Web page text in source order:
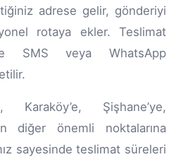
adrese gelir, gönderiyi
rotaya ekler. Teslimat
SMS veya WhatsApp
Karaköy’e, Şişhane’ye,
diğer önemli noktalarına
sayesinde teslimat süreleri